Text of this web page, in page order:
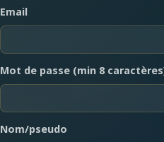
Email
Mot de passe (min 8
Nom/pseudo